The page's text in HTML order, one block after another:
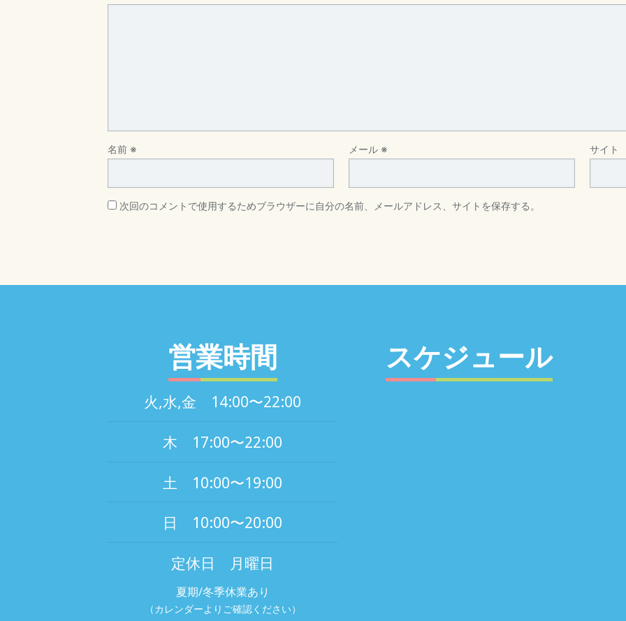
名前 ※ メール ※ サイト
次回のコメントで使用するためブラウザーに自分の名前、メールアドレス、サイトを保存する。
営業時間
火,水,金 14:00〜22:00
木 17:00〜22:00
土 10:00〜19:00
日 10:00〜20:00
定休日 月曜日
夏期/冬季休業あり
（カレンダーよりご確認ください）
スケジュール